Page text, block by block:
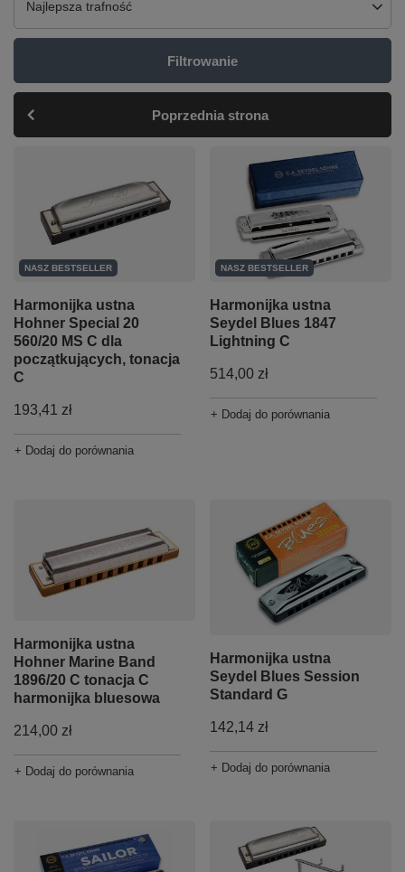
Zmień sortowanie
Najlepsza trafność
Filtrowanie
Poprzednia strona
NASZ BESTSELLER
Harmonijka ustna
Hohner Special 20
560/20 MS C dla
początkujących, tonacja
C
193,41 zł
+ Dodaj do porównania
NASZ BESTSELLER
Harmonijka ustna
Seydel Blues 1847
Lightning C
514,00 zł
+ Dodaj do porównania
Harmonijka ustna
Hohner Marine Band
1896/20 C tonacja C
harmonijka bluesowa
214,00 zł
+ Dodaj do porównania
Harmonijka ustna
Seydel Blues Session
Standard G
142,14 zł
+ Dodaj do porównania